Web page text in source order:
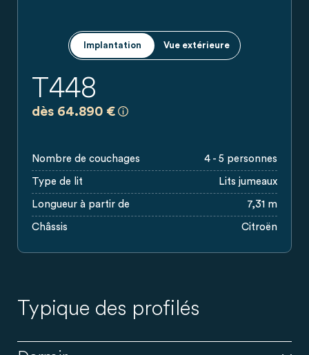
Implantation Vue extérieure
T448
dès 64.890 €
Nombre de couchages 4 - 5 personnes
Type de lit Lits jumeaux
Longueur à partir de 7,31 m
Châssis Citroën
Typique des profilés